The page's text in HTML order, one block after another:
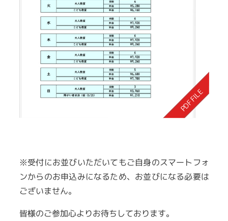
※受付にお並びいただいてもご自身のスマートフォ
ンからのお申込みになるため、お並びになる必要は
ございません。
皆様のご参加心よりお待ちしております。